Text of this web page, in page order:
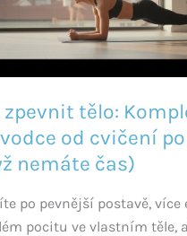
zpevnit tělo:
od cvičení
nemáte čas)
po pevnější postavě, více
pocitu ve vlastním těle,